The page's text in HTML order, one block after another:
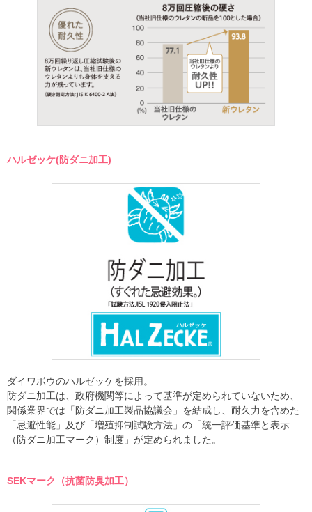
ハルゼッケ(防ダニ加工)
ダイワボウのハルゼッケを採用。
防ダニ加工は、政府機関等によって基準が定められていないため、
関係業界では「防ダニ加工製品協議会」を結成し、耐久力を含めた
「忌避性能」及び「増殖抑制試験方法」の「統一評価基準と表示
（防ダニ加工マーク）制度」が定められました。
SEKマーク（抗菌防臭加工）